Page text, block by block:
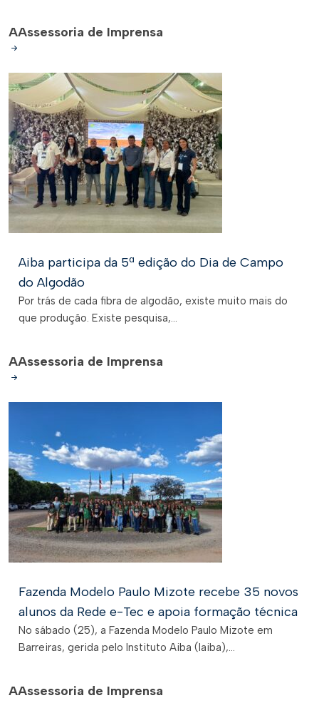
AAssessoria de Imprensa
Aiba participa da 5ª edição do Dia de Campo
do Algodão
Por trás de cada fibra de algodão, existe muito mais do
que produção. Existe pesquisa,...
AAssessoria de Imprensa
Fazenda Modelo Paulo Mizote recebe 35 novos
alunos da Rede e-Tec e apoia formação técnica
No sábado (25), a Fazenda Modelo Paulo Mizote em
Barreiras, gerida pelo Instituto Aiba (Iaiba),...
AAssessoria de Imprensa